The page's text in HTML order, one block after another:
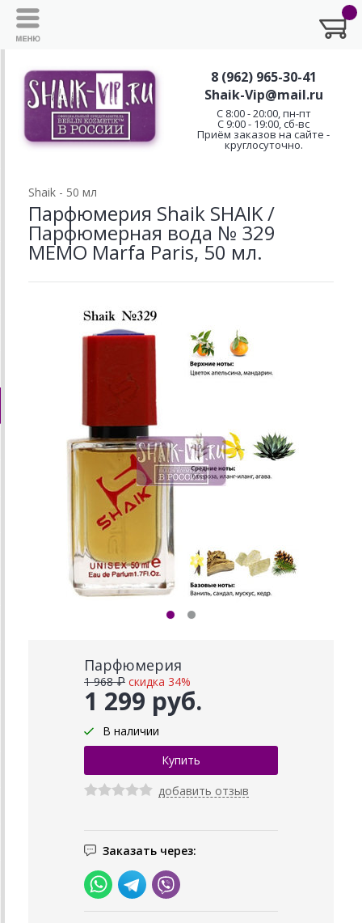
8 (962) 965-30-41
Shaik-Vip@mail.ru
C 8:00 - 20:00, пн-пт
С 9:00 - 19:00, сб-вс
Приём заказов на сайте -
круглосуточно.
Shaik - 50 мл
Парфюмерия Shaik SHAIK /
Парфюмерная вода № 329
MEMO Marfa Paris, 50 мл.
Парфюмерия
1 299 руб.
1 968 ₽ скидка 34%
В наличии
добавить отзыв
Заказать через: